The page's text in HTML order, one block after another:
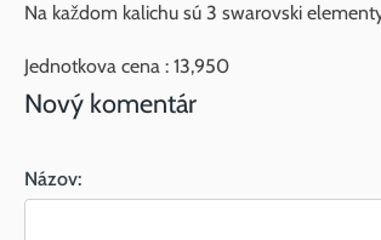
Na každom kalichu sú 3 swarovski
Jednotkova cena : 13,950
Nový komentár
Názov: